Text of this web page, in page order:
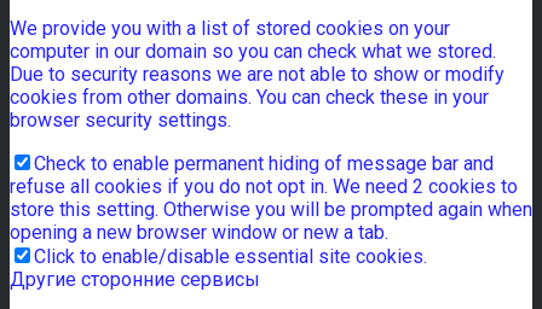
We provide you with a list of stored cookies on your
computer in our domain so you can check what we stored.
Due to security reasons we are not able to show or modify
cookies from other domains. You can check these in your
browser security settings.
Check to enable permanent hiding of message bar and
refuse all cookies if you do not opt in. We need 2 cookies to
store this setting. Otherwise you will be prompted again when
opening a new browser window or new a tab.
Click to enable/disable essential site cookies.
Другие сторонние сервисы